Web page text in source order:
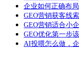
企业如何正确布
GEO营销获客线
GEO营销适合小
GEO优化第一步
AI投喂怎么做，